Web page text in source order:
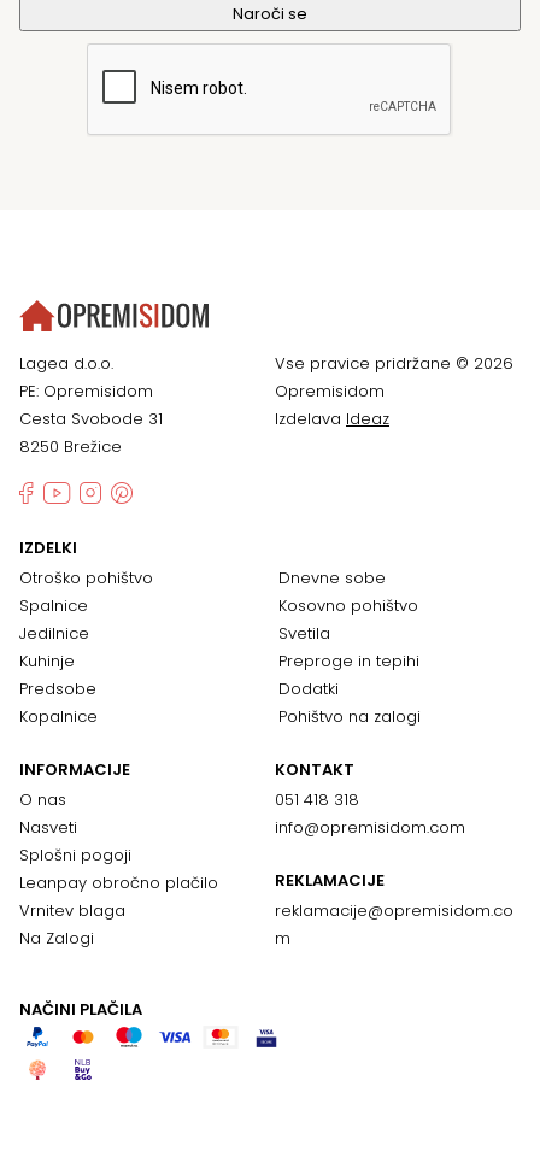
Lagea d.o.o.
PE: Opremisidom
Cesta Svobode 31
8250 Brežice
Vse pravice pridržane © 2026
Opremisidom
Izdelava Ideaz
IZDELKI
Otroško pohištvo
Spalnice
Jedilnice
Kuhinje
Predsobe
Kopalnice
Dnevne sobe
Kosovno pohištvo
Svetila
Preproge in tepihi
Dodatki
Pohištvo na zalogi
INFORMACIJE
O nas
Nasveti
Splošni pogoji
Leanpay obročno plačilo
Vrnitev blaga
Na Zalogi
KONTAKT
051 418 318
info@opremisidom.com
REKLAMACIJE
reklamacije@opremisidom.co
m
NAČINI PLAČILA